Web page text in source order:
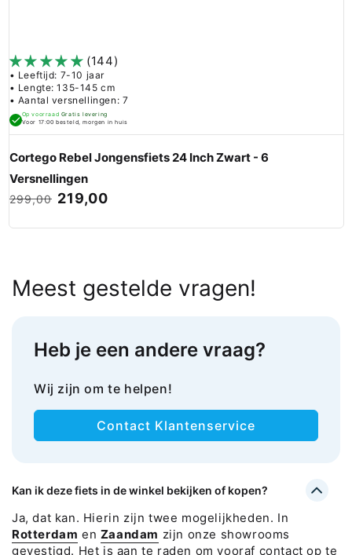
(144)
• Leeftijd: 7-10 jaar
• Lengte: 135-145 cm
• Aantal versnellingen: 7
Op voorraad Gratis levering
Voor 17:00 besteld, morgen in huis
Cortego Rebel Jongensfiets 24 Inch Zwart - 6
Versnellingen
299,00 219,00
Meest gestelde vragen!
Heb je een andere vraag?
Wij zijn om te helpen!
Contact Klantenservice
Kan ik deze fiets in de winkel bekijken of kopen?
Ja, dat kan. Hierin zijn twee mogelijkheden. In
Rotterdam en Zaandam zijn onze showrooms
gevestigd. Het is aan te raden om vooraf contact op te